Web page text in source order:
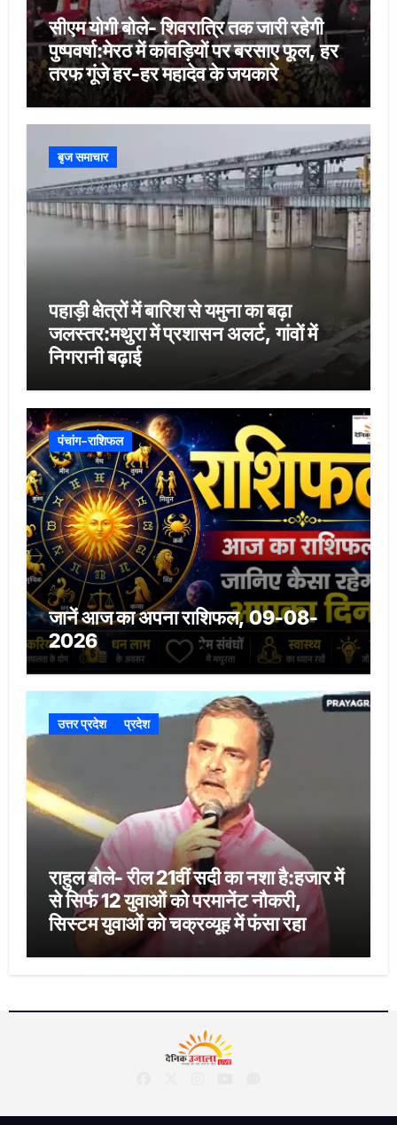
सीएम योगी बोले- शिवरात्रि तक जारी रहेगी
पुष्पवर्षा:मेरठ में कांवड़ियों पर बरसाए फूल, हर
तरफ गूंजे हर-हर महादेव के जयकारे
बृज समाचार
पहाड़ी क्षेत्रों में बारिश से यमुना का बढ़ा
जलस्तर:मथुरा में प्रशासन अलर्ट, गांवों में
निगरानी बढ़ाई
पंचांग-राशिफल
जानें आज का अपना राशिफल, 09-08-
2026
उत्तर प्रदेश प्रदेश
राहुल बोले- रील 21वीं सदी का नशा है:हजार में
से सिर्फ 12 युवाओं को परमानेंट नौकरी,
सिस्टम युवाओं को चक्रव्यूह में फंसा रहा